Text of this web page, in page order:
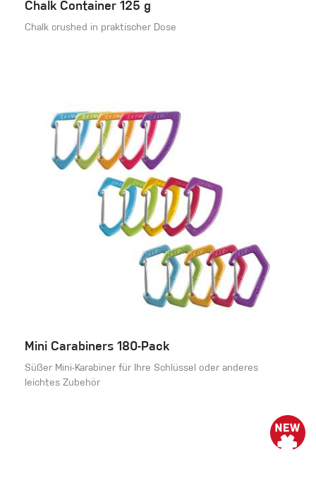
Chalk Container 125 g
Chalk crushed in praktischer Dose
Mini Carabiners 180-Pack
Süßer Mini-Karabiner für Ihre Schlüssel oder anderes
leichtes Zubehör